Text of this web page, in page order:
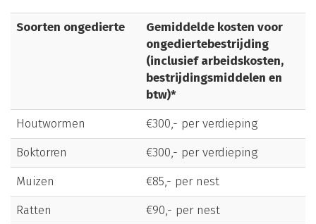
Soorten ongedierte
Gemiddelde kosten voor
ongediertebestrijding
(inclusief arbeidskosten,
bestrijdingsmiddelen en
btw)*
Houtwormen
€300,- per verdieping
Boktorren
€300,- per verdieping
Muizen
€85,- per nest
Ratten
€90,- per nest